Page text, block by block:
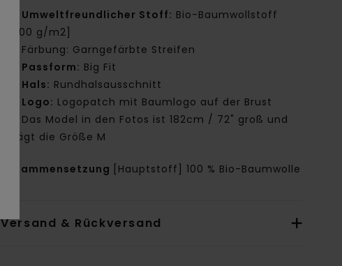
Umweltfreundlicher Stoff: Bio-Baumwollstoff
[200 g/m2]
Färbung: Garngefärbte Streifen
Passform: Big Fit
Hals: Rundhalsausschnitt
Logo: Logopatch mit Baumlogo auf der Brust
Das Model in den Fotos ist 182cm / 72" groß und
trägt die Größe M
Zusammensetzung [Hauptstoff] 100 % Bio-Baumwolle
Versand & Rückversand